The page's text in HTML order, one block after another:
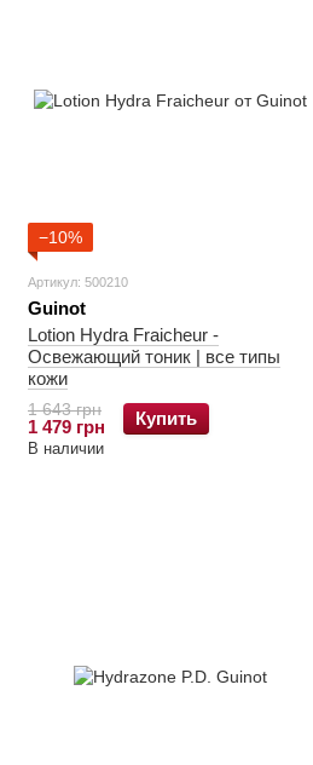
−10%
Артикул: 500210
Guinot
Lotion Hydra Fraicheur -
Освежающий тоник | все типы
кожи
1 643 грн
1 479 грн Купить
В наличии